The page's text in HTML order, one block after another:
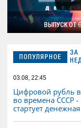
ВЫПУСК ОТ
ПОПУЛЯРНОЕ
ЗА
03.08, 22:45
Цифровой рубль
во времена СССР -
стартует